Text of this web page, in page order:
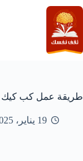
التجاوز
إلى
المحتوى
طريقة عمل كب كيك
19 يناير، 2025